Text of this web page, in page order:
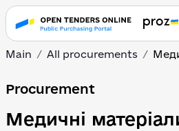
Main All procurements
Медичні
Procurement
Медичні